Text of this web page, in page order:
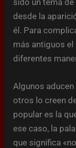
desde la
él. Para
más antiguos
diferentes
Algunos
otros lo creen
popular es la
ese caso, la
que significa